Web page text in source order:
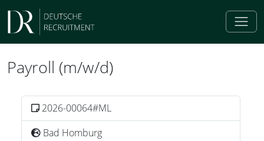
Payroll (m/w/d)
2026-00064#ML
Bad Homburg